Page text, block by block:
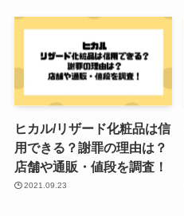
ヒカル/リザード化粧品は信
用できる？謝罪の理由は？
店舗や通販・値段を調査！
2021.09.23